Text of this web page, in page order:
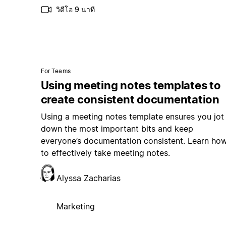
วิดีโอ 9 นาที
For Teams
Using meeting notes templates to
create consistent documentation
Using a meeting notes template ensures you jot
down the most important bits and keep
everyone’s documentation consistent. Learn
to effectively take meeting notes.
Alyssa Zacharias
Marketing